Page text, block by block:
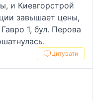
и Киевгорстрой
завышает цены,
1, бул. Перова
Цитувати